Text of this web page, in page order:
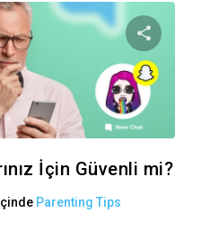
Bu
İçin Güvenli mi?
Parenting Tips